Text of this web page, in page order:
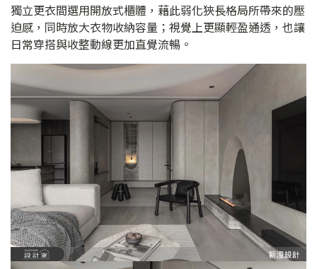
獨立更衣間選用開放式櫃體，藉此弱化狹長格局所帶來的壓
迫感，同時放大衣物收納容量；視覺上更顯輕盈通透，也讓
日常穿搭與收整動線更加直覺流暢。